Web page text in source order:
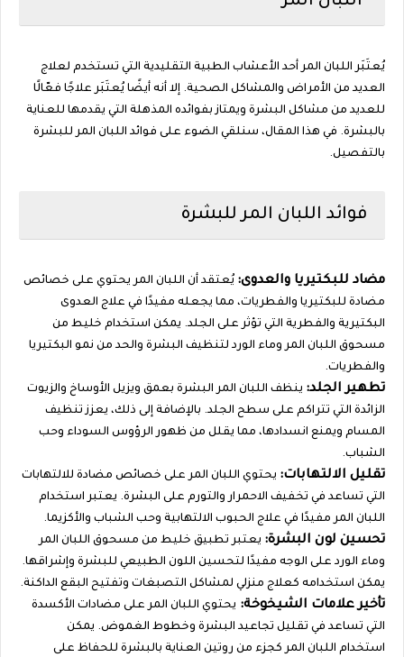
يُعتَبَر اللبان المر أحد الأعشاب الطبية التقليدية التي تستخدم لعلاج
العديد من الأمراض والمشاكل الصحية. إلا أنه أيضًا يُعتَبَر علاجًا فعّالًا
للعديد من مشاكل البشرة ويمتاز بفوائده المذهلة التي يقدمها للعناية
بالبشرة. في هذا المقال، سنلقي الضوء على فوائد اللبان المر للبشرة
بالتفصيل.
فوائد اللبان المر للبشرة
مضاد للبكتيريا والعدوى: يُعتقد أن اللبان المر يحتوي على خصائص
مضادة للبكتيريا والفطريات، مما يجعله مفيدًا في علاج العدوى
البكتيرية والفطرية التي تؤثر على الجلد. يمكن استخدام خليط من
مسحوق اللبان المر وماء الورد لتنظيف البشرة والحد من نمو البكتيريا
والفطريات.
تطهير الجلد: ينظف اللبان المر البشرة بعمق ويزيل الأوساخ والزيوت
الزائدة التي تتراكم على سطح الجلد. بالإضافة إلى ذلك، يعزز تنظيف
المسام ويمنع انسدادها، مما يقلل من ظهور الرؤوس السوداء وحب
الشباب.
تقليل الالتهابات: يحتوي اللبان المر على خصائص مضادة للالتهابات
التي تساعد في تخفيف الاحمرار والتورم على البشرة. يعتبر استخدام
اللبان المر مفيدًا في علاج الحبوب الالتهابية وحب الشباب والأكزيما.
تحسين لون البشرة: يعتبر تطبيق خليط من مسحوق اللبان المر
وماء الورد على الوجه مفيدًا لتحسين اللون الطبيعي للبشرة وإشراقها.
يمكن استخدامه كعلاج منزلي لمشاكل التصبغات وتفتيح البقع الداكنة.
تأخير علامات الشيخوخة: يحتوي اللبان المر على مضادات الأكسدة
التي تساعد في تقليل تجاعيد البشرة وخطوط الغموض. يمكن
استخدام اللبان المر كجزء من روتين العناية بالبشرة للحفاظ على